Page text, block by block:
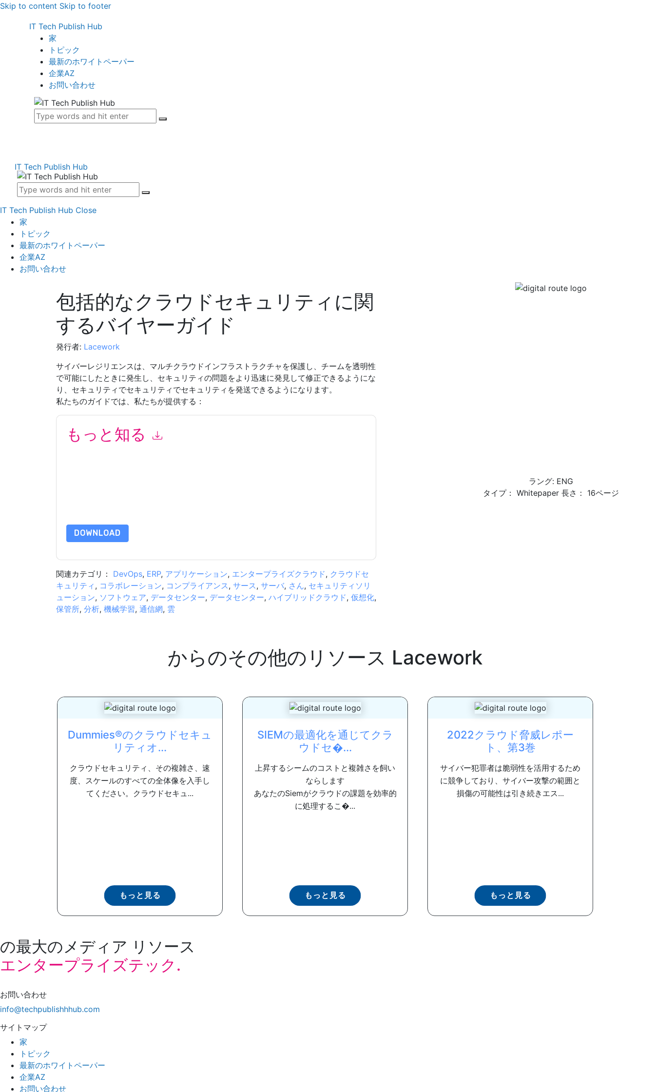
Skip to content Skip to footer
IT Tech Publish Hub
家
トピック
最新のホワイトペーパー
企業AZ
お問い合わせ
IT Tech Publish Hub
IT Tech Publish Hub Close
家
トピック
最新のホワイトペーパー
企業AZ
お問い合わせ
包括的なクラウドセキュリティに関
するバイヤーガイド
発行者: Lacework
サイバーレジリエンスは、マルチクラウドインフラストラクチャを保護し、チームを透明性
で可能にしたときに発生し、セキュリティの問題をより迅速に発見して修正できるようにな
り、セキュリティでセキュリティでセキュリティを発送できるようになります。
私たちのガイドでは、私たちが提供する：
もっと知る
DOWNLOAD
関連カテゴリ： DevOps, ERP, アプリケーション, エンタープライズクラウド, クラウドセ
キュリティ , コラボレーション, コンプライアンス, サース, サーバ, さん, セキュリティソリ
ューション, ソフトウェア, データセンター, データセンター, ハイブリッドクラウド, 仮想化,
保管所, 分析, 機械学習, 通信網, 雲
ラング: ENG
タイプ： Whitepaper 長さ： 16ページ
からのその他のリソース Lacework
Dummies®のクラウドセキュ
リティオ...
クラウドセキュリティ、その複雑さ、速
度、スケールのすべての全体像を入手し
てください。クラウドセキュ...
もっと見る
SIEMの最適化を通じてクラ
ウドセ�...
上昇するシームのコストと複雑さを飼い
ならします
あなたのSiemがクラウドの課題を効率的
に処理するこ�...
もっと見る
2022クラウド脅威レポー
ト、第3巻
サイバー犯罪者は脆弱性を活用するため
に競争しており、サイバー攻撃の範囲と
損傷の可能性は引き続きエス...
もっと見る
の最大のメディア リソース
エンタープライズテック.
お問い合わせ
info@techpublishhhub.com
サイトマップ
家
トピック
最新のホワイトペーパー
企業AZ
お問い合わせ